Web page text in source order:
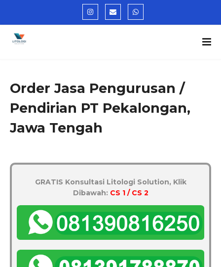
Order Jasa Pengurusan /
Pendirian PT Pekalongan,
Jawa Tengah
GRATIS Konsultasi Litologi Solution, Klik
Dibawah: CS 1 / CS 2